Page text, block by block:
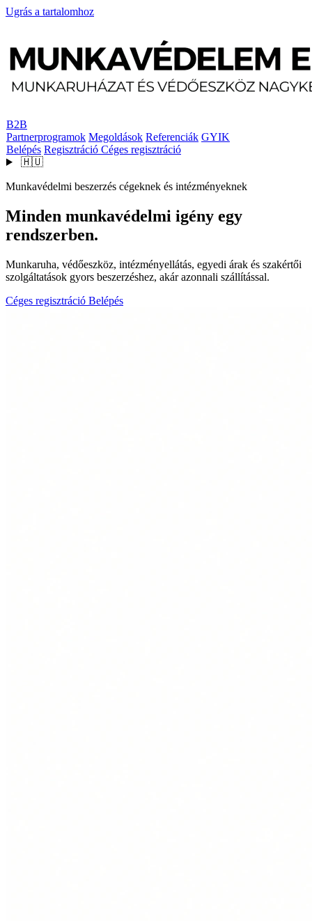
Ugrás a tartalomhoz
B2B
Partnerprogramok Megoldások Referenciák GYIK
Belépés Regisztráció Céges regisztráció
🇭🇺
Munkavédelmi beszerzés cégeknek és intézményeknek
Minden munkavédelmi igény egy
rendszerben.
Munkaruha, védőeszköz, intézményellátás, egyedi árak és szakértői
szolgáltatások gyors beszerzéshez, akár azonnali szállítással.
Céges regisztráció Belépés